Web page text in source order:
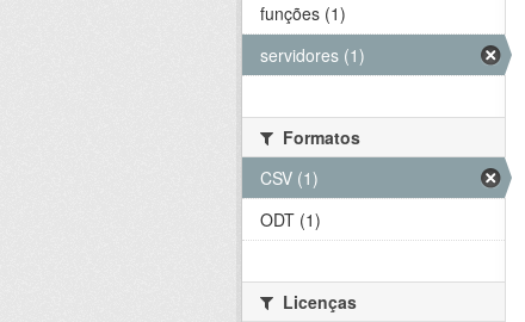
funções (1)
servidores (1)
Formatos
CSV (1)
ODT (1)
Licenças